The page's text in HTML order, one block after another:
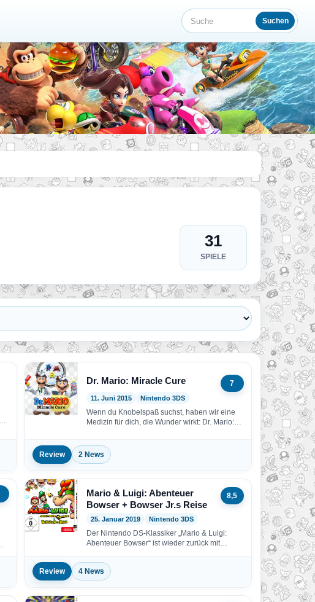
Suche Suchen
31
SPIELE
Dr. Mario: Miracle Cure 7
11. Juni 2015 Nintendo 3DS
Wenn du Knobelspaß suchst, haben wir eine
Medizin für dich, die Wunder wirkt: Dr. Mario:
Review 2 News
Mario & Luigi: Abenteuer
Bowser + Bowser Jr.s Reise
8,5
25. Januar 2019 Nintendo 3DS
Der Nintendo DS-Klassiker „Mario & Luigi:
Abenteuer Bowser“ ist wieder zurück mit
Review 4 News